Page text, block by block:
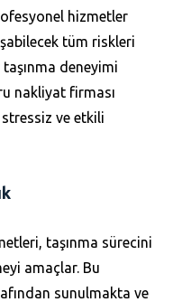
hizmetler
tüm riskleri
deneyimi
nakliyat firması
ve etkili
taşınma sürecini
amaçlar. Bu
sunulmakta ve